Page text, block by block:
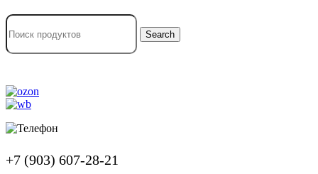
Search
+7 (903) 607-28-21